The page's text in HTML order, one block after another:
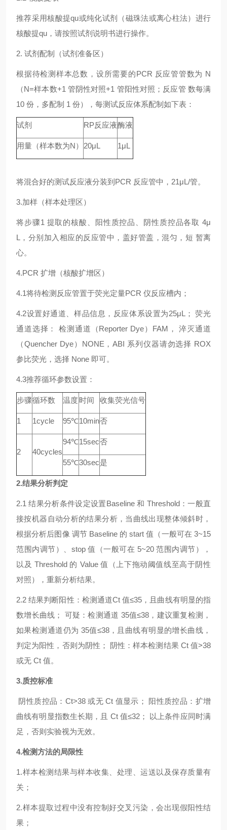
推荐采用核酸提qu或纯化试剂（磁珠法或离心柱法）进行
核酸提qu，请按照试剂说明书进行操作。
2. 试剂配制（试剂准备区）
根据待检测样本总数，设所需要的PCR 反应管管数为 N
（N=样本数+1 管阴性对照+1 管阳性对照；反应管 数每满
10 份，多配制 1 份），每测试反应体系配制如下表：
试剂 RP反应液酶液
用量（样本数为N） 20μL 1μL
将混合好的测试反应液分装到PCR 反应管中，21μL/管。
3.加样（样本处理区）
将步骤1 提取的核酸、阳性质控品、阴性质控品各取 4μ
L，分别加入相应的反应管中，盖好管盖，混匀，短 暂离
心。
4.PCR 扩增（核酸扩增区）
4.1将待检测反应管置于荧光定量PCR 仪反应槽内；
4.2设置好通道、样品信息，反应体系设置为25μL； 荧光
通道选择： 检测通道（Reporter Dye）FAM， 淬灭通道
（Quencher Dye）NONE，ABI 系列仪器请勿选择 ROX
参比荧光，选择 None 即可。
4.3推荐循环参数设置：
步骤循环数 温度时间 收集荧光信号
1 1cycle 95℃10min否
2 40cycles
94℃15sec否
55℃30sec是
2.结果分析判定
2.1 结果分析条件设定设置Baseline 和 Threshold：一般直
接按机器自动分析的结果分析，当曲线出现整体倾斜时，
根据分析后图像 调节 Baseline 的 start 值（一般可在 3~15
范围内调节）、stop 值（一般可在 5~20 范围内调节），
以及 Threshold 的 Value 值（上下拖动阈值线至高于阴性
对照），重新分析结果。
2.2 结果判断阳性：检测通道Ct 值≤35，且曲线有明显的指
数增长曲线； 可疑：检测通道 35值≤38，建议重复检测，
如果检测通道仍为 35值≤38，且曲线有明显的增长曲线，
判定为阳性，否则为阴性； 阴性：样本检测结果 Ct 值>38
或无 Ct 值。
3.质控标准
阴性质控品：Ct>38 或无 Ct 值显示； 阳性质控品：扩增
曲线有明显指数生长期，且 Ct 值≤32； 以上条件应同时满
足，否则实验视为无效。
4.检测方法的局限性
1.样本检测结果与样本收集、处理、运送以及保存质量有
关；
2.样本提取过程中没有控制好交叉污染，会出现假阳性结
果；